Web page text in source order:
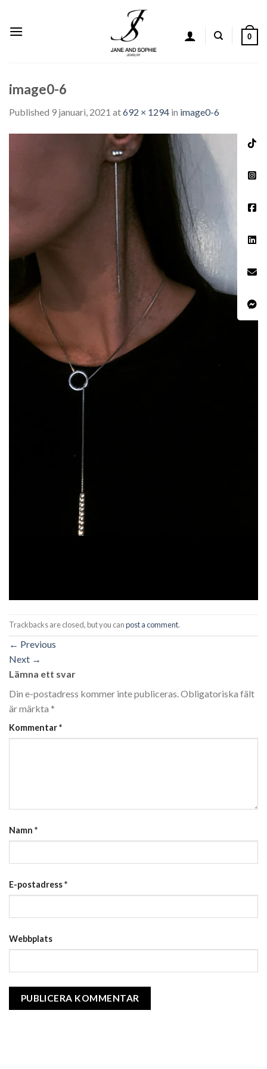
content
0
image0-6
Published 9 januari, 2021 at692 × 1294 in image0-6
Trackbacks are closed, but you canpost a comment.
← Previous
Next →
Lämna ett svar
Din e-postadress kommer inte publiceras.Obligatoriska fält
är märkta *
Kommentar*
Namn *
E-postadress*
Webbplats